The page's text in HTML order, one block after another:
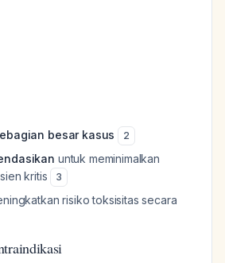
besar kasus 2
untuk meminimalkan
kritis
3
risiko toksisitas secara